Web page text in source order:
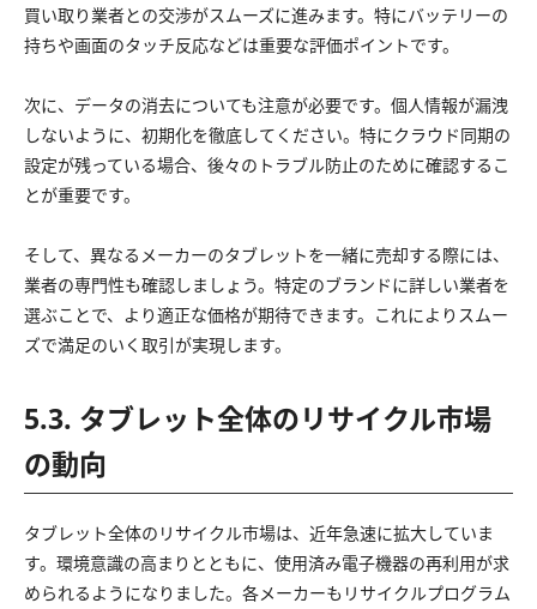
買い取り業者との交渉がスムーズに進みます。特にバッテリーの
持ちや画面のタッチ反応などは重要な評価ポイントです。
次に、データの消去についても注意が必要です。個人情報が漏洩
しないように、初期化を徹底してください。特にクラウド同期の
設定が残っている場合、後々のトラブル防止のために確認するこ
とが重要です。
そして、異なるメーカーのタブレットを一緒に売却する際には、
業者の専門性も確認しましょう。特定のブランドに詳しい業者を
選ぶことで、より適正な価格が期待できます。これによりスムー
ズで満足のいく取引が実現します。
5.3. タブレット全体のリサイクル市場
の動向
タブレット全体のリサイクル市場は、近年急速に拡大していま
す。環境意識の高まりとともに、使用済み電子機器の再利用が求
められるようになりました。各メーカーもリサイクルプログラム